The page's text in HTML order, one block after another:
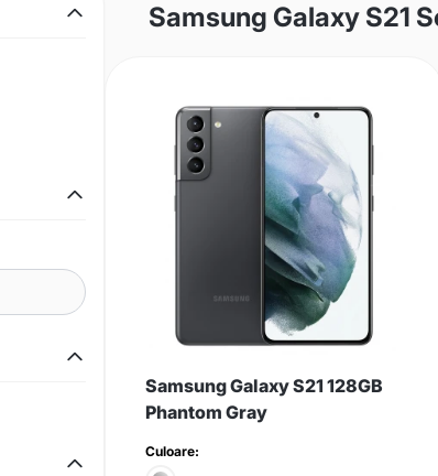
Samsung Galaxy S21
Samsung Galaxy S21 128GB
Phantom Gray
Culoare: